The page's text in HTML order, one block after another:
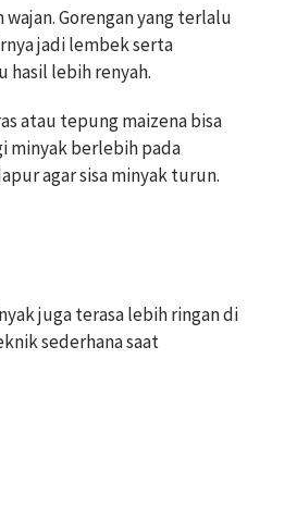
Gorengan yang terlalu
jadi lembek serta
lebih renyah.
atau tepung maizena bisa
minyak berlebih pada
agar sisa minyak turun.
juga terasa lebih ringan di
sederhana saat